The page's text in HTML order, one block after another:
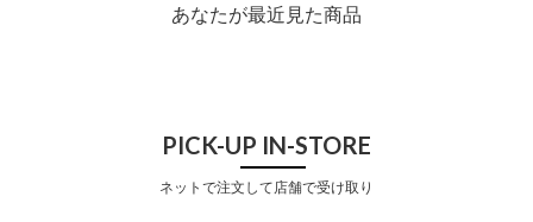
あなたが最近見た商品
PICK-UP IN-STORE
ネットで注文して店舗で受け取り